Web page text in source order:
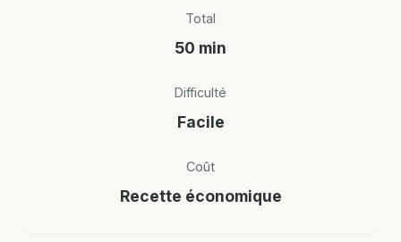
Total
50 min
Difficulté
Facile
Coût
Recette économique